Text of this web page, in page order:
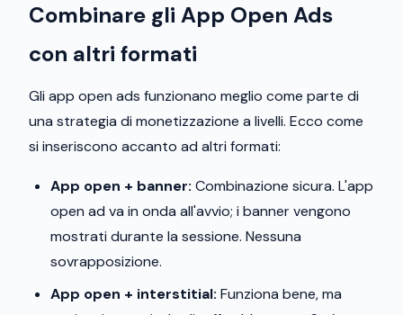
Combinare gli App Open Ads
con altri formati
Gli app open ads funzionano meglio come parte di
una strategia di monetizzazione a livelli. Ecco come
si inseriscono accanto ad altri formati:
App open + banner: Combinazione sicura. L'app
open ad va in onda all'avvio; i banner vengono
mostrati durante la sessione. Nessuna
sovrapposizione.
App open + interstitial: Funziona bene, ma